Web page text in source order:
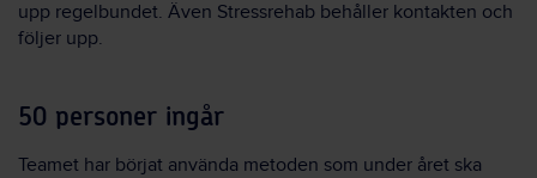
upp regelbundet. Även Stressrehab behåller kontakten och
följer upp.
50 personer ingår
Teamet har börjat använda metoden som under året ska